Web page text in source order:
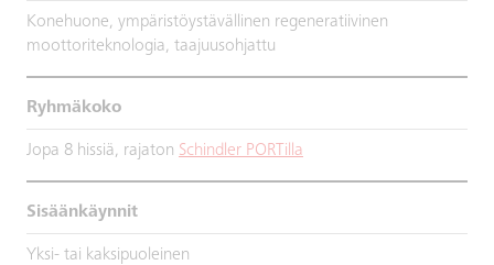
Konehuone, ympäristöystävällinen regeneratiivinen
moottoriteknologia, taajuusohjattu
Ryhmäkoko
Jopa 8 hissiä, rajaton Schindler PORTilla
Sisäänkäynnit
Yksi- tai kaksipuoleinen